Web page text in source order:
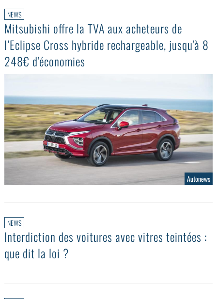
NEWS
Mitsubishi offre la TVA aux acheteurs de
l’Eclipse Cross hybride rechargeable, jusqu'à 8
248€ d'économies
Autonews
NEWS
Interdiction des voitures avec vitres teintées :
que dit la loi ?